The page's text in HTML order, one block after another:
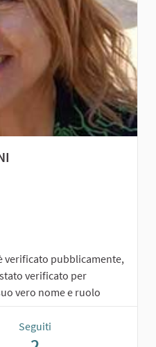
verificato pubblicamente,
verificato per
vero nome e ruolo
Seguiti